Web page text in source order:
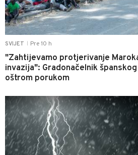
SVIJET Pre 10 h
"Zahtijevamo protjerivanje
invazija": Gradonačelnik
oštrom porukom